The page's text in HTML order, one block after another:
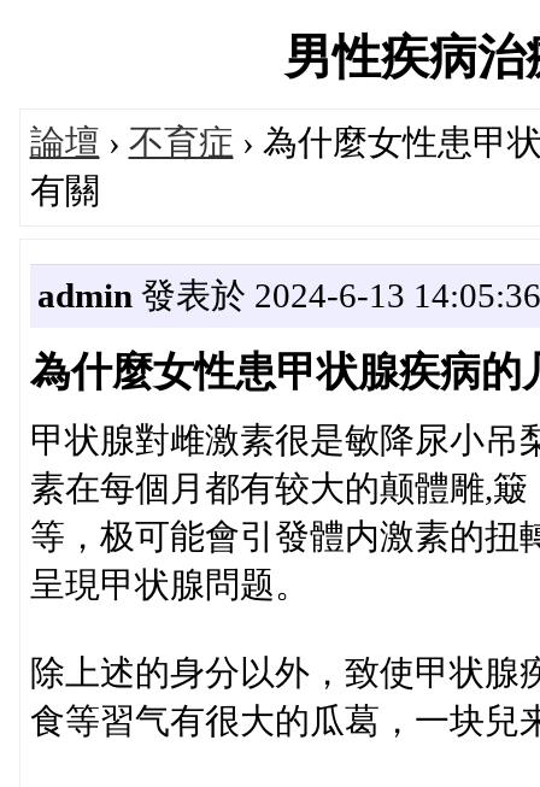
男性疾病
論壇 › 不育症 › 為什麼女性患甲
有關
admin 發表於 2024-6-13 14:05:36
為什麼女性患甲状腺疾病
甲状腺對雌激素很是敏降尿小吊
素在每個月都有较大的颠體雕,
等，极可能會引發體内激素的扭
呈現甲状腺問题。
除上述的身分以外，致使甲状腺
食等習气有很大的瓜葛，一块兒